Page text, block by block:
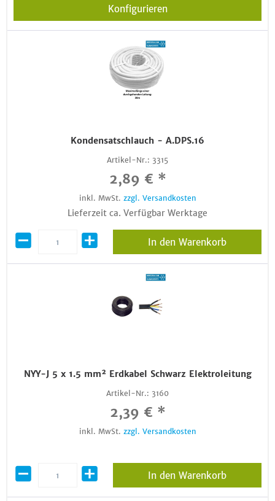
Konfigurieren
Kondensatschlauch - A.DPS.16
Artikel-Nr.: 3315
2,89 € *
inkl. MwSt. zzgl. Versandkosten
Lieferzeit ca. Verfügbar Werktage
In den Warenkorb
NYY-J 5 x 1.5 mm² Erdkabel Schwarz Elektroleitung
Artikel-Nr.: 3160
2,39 € *
inkl. MwSt. zzgl. Versandkosten
In den Warenkorb